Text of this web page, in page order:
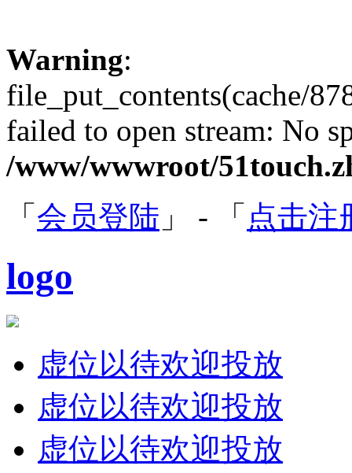
Warning:
file_put_contents(cache/
failed to open stream: No
/www/wwwroot/
「 会员登陆 」 - 「 点击注
logo
虚位以待欢迎投放
虚位以待欢迎投放
虚位以待欢迎投放